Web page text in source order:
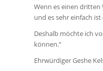
Wenn es einen dritten
und es sehr einfach
Deshalb möchte ich
können.“
Ehrwürdiger Geshe